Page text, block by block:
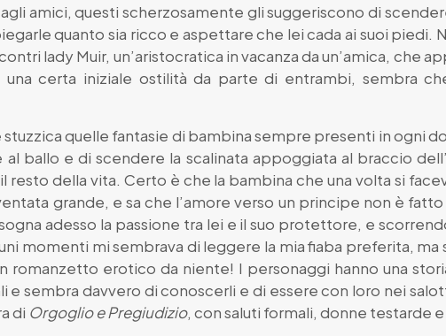
amici, questi scherzosamente gli suggeriscono di
quanto sia ricco e aspettare che lei cada ai suoi piedi.
lady Muir, un’aristocratica in vacanza da un’amica, che
certa iniziale ostilità da parte di entrambi, sembra
stuzzica quelle fantasie di bambina sempre presenti in ogni
al ballo e di scendere la scalinata appoggiata al braccio
resto della vita. Certo è che la bambina che una volta si
grande, e sa che l’amore verso un principe non è
adesso la passione tra lei e il suo protettore, e
momenti mi sembrava di leggere la mia fiaba preferita, ma
romanzetto erotico da niente! I personaggi hanno una
e sembra davvero di conoscerli e di essere con loro nei
di Orgoglio e Pregiudizio, con saluti formali, donne testarde